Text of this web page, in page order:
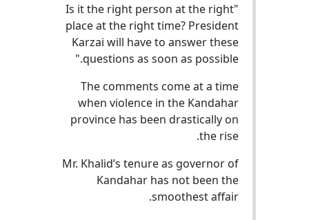
"Is it the right person at the right
place at the right time? President
Karzai will have to answer these
questions as soon as possible."
The comments come at a time
when violence in the Kandahar
province has been drastically on
the rise.
Mr. Khalid’s tenure as governor of
Kandahar has not been the
smoothest affair.